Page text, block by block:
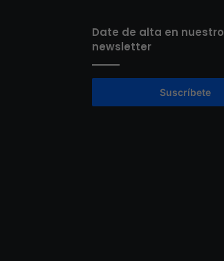
Date de alta en nuestro
newsletter
Suscríbete